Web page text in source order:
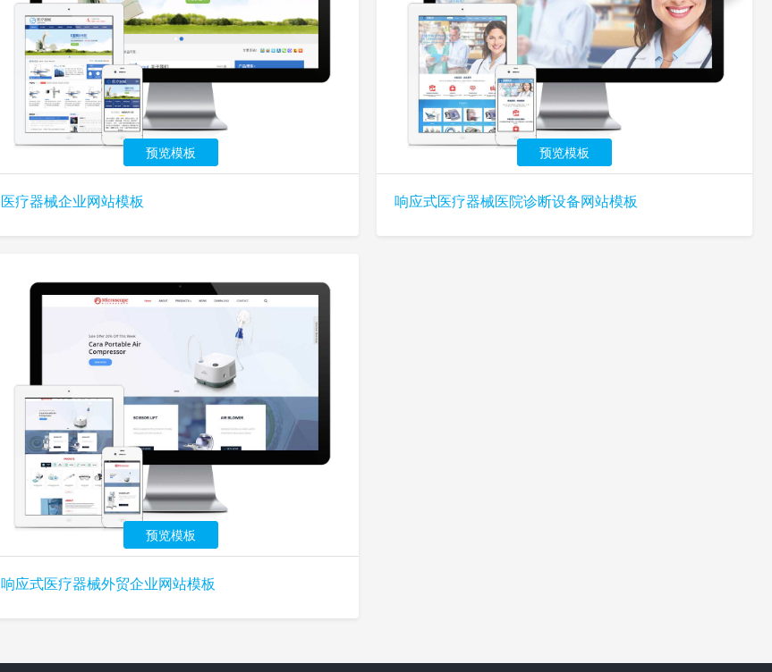
预览模板
医疗器械企业网站模板
预览模板
响应式医疗器械医院诊断设备网站模板
预览模板
响应式医疗器械外贸企业网站模板